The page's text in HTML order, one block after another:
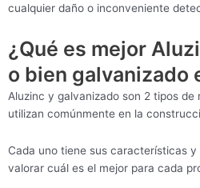
cualquier daño o inconveniente
¿Qué es mejor
o bien galvanizado
Aluzinc y galvanizado son 2 tipos
utilizan comúnmente en la
Cada uno tiene sus características
valorar cuál es el mejor para cada